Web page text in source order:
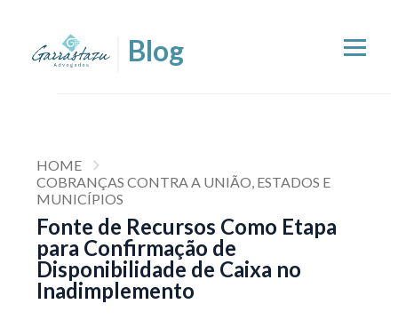
HOME
COBRANÇAS CONTRA A UNIÃO, ESTADOS E
MUNICÍPIOS
Fonte de Recursos Como Etapa
para Confirmação de
Disponibilidade de Caixa no
Inadimplemento